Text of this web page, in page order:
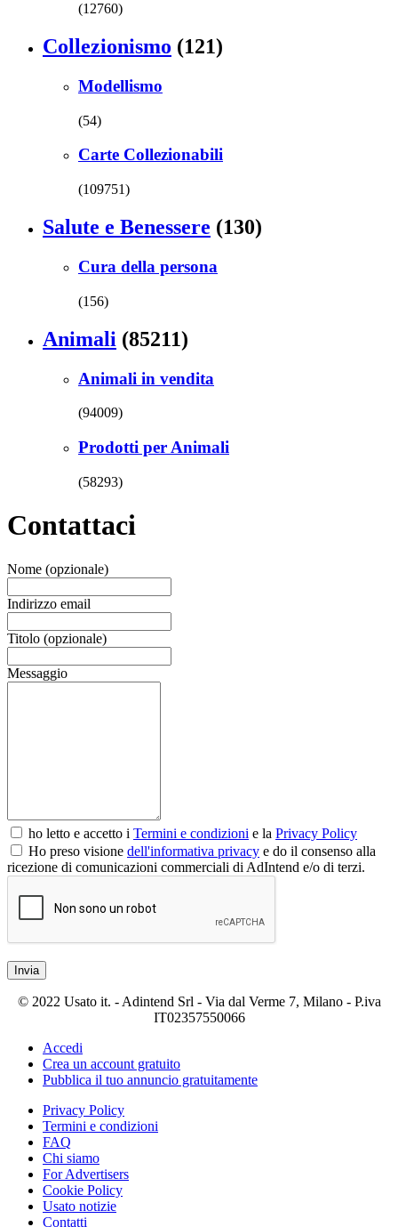
(12760)
Collezionismo (121)
Modellismo
(54)
Carte Collezionabili
(109751)
Salute e Benessere (130)
Cura della persona
(156)
Animali (85211)
Animali in vendita
(94009)
Prodotti per Animali
(58293)
Contattaci
Nome (opzionale)
Indirizzo email
Titolo (opzionale)
Messaggio
ho letto e accetto i Termini e condizioni e la Privacy Policy
Ho preso visione dell'informativa privacy e do il consenso alla
ricezione di comunicazioni commerciali di AdIntend e/o di terzi.
Invia
© 2022 Usato it. - Adintend Srl - Via dal Verme 7, Milano - P.iva
IT02357550066
Accedi
Crea un account gratuito
Pubblica il tuo annuncio gratuitamente
Privacy Policy
Termini e condizioni
FAQ
Chi siamo
For Advertisers
Cookie Policy
Usato notizie
Contatti